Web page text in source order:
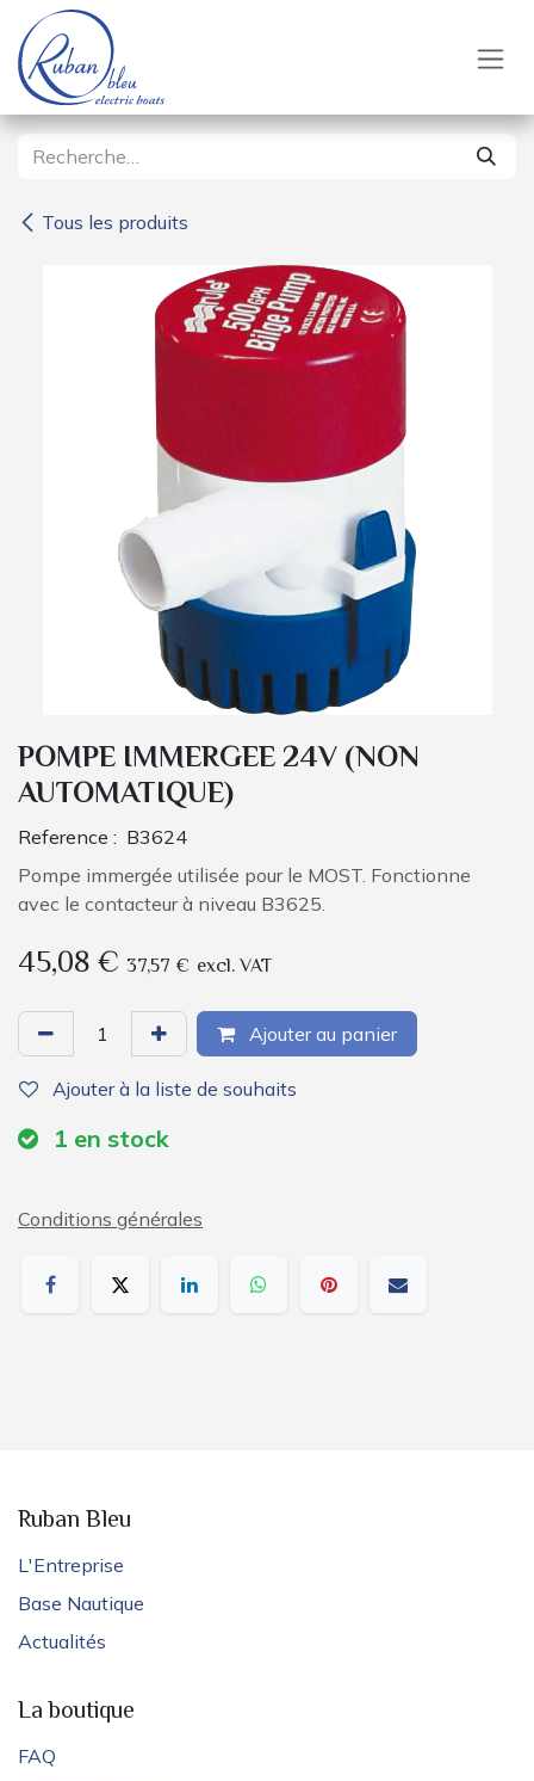
Se rendre au contenu
Tous les produits
POMPE IMMERGEE 24V (NON
AUTOMATIQUE)
Reference : B3624
Pompe immergée utilisée pour le MOST. Fonctionne
avec le contacteur à niveau B3625.
45,08€ 37,57 € excl. VAT
Ajouter au panier
Ajouter à la liste de souhaits
1 en stock
Conditions générales
Ruban Bleu
L'Entreprise
Base Nautique
Actualités
La boutique
FAQ